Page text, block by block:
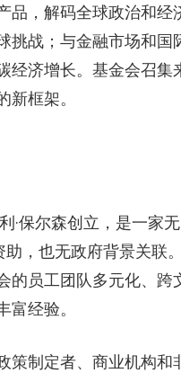
品，解码全球政治和经
挑战；与金融市场和国
济增长。基金会召集
框架。
·保尔森创立，是一家
，也无政府背景关联
的员工团队多元化、跨
经验。
制定者、商业机构和